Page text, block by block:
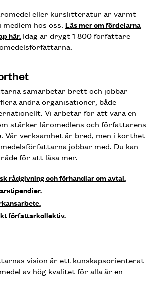
eller kurslitteratur är varmt
hos oss. Läs mer om fördelarna
här. Idag är drygt 1 800 författare
samarbetar brett och jobbar
andra organisationer, både
Vi arbetar för att vara en
stärker läromedlens och författarens
Vår verksamhet är bred, men i korthet
jobbar med. Du kan
för att läsa mer.
rådgivning och förhandlar om avtal.
författarkollektiv.
vision är ett kunskapsorienterat
av hög kvalitet för alla är en